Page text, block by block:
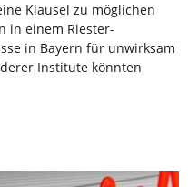
Klausel zu möglichen
in einem Riester-
in Bayern für unwirksam
Institute könnten